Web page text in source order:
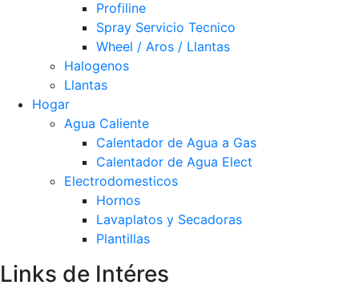
Profiline
Spray Servicio Tecnico
Wheel / Aros / Llantas
Halogenos
Llantas
Hogar
Agua Caliente
Calentador de Agua a Gas
Calentador de Agua Elect
Electrodomesticos
Hornos
Lavaplatos y Secadoras
Plantillas
Links de Intéres